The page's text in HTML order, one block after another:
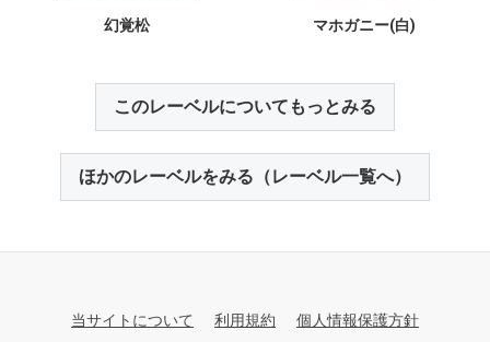
幻覚松 マホガニー(白)
このレーベルについてもっとみる
ほかのレーベルをみる（レーベル一覧へ）
当サイトについて 利用規約 個人情報保護方針